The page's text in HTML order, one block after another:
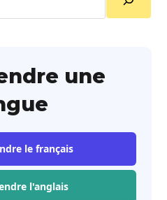
une
le français
l'anglais